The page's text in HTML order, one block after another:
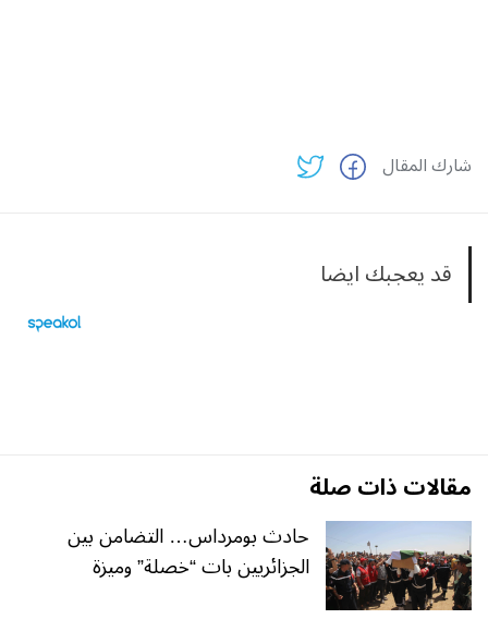
شارك المقال
قد يعجبك ايضا
مقالات ذات صلة
حادث بومرداس… التضامن بين
الجزائريين بات “خصلة” وميزة